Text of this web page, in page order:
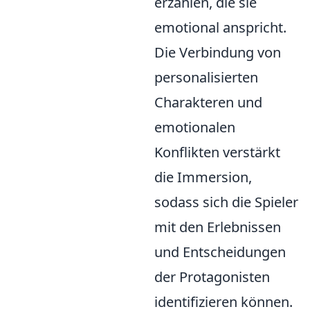
emotional anspricht.
Die Verbindung von
personalisierten
Charakteren und
emotionalen
Konflikten verstärkt
die Immersion,
sodass sich die Spieler
mit den Erlebnissen
und Entscheidungen
der Protagonisten
identifizieren können.